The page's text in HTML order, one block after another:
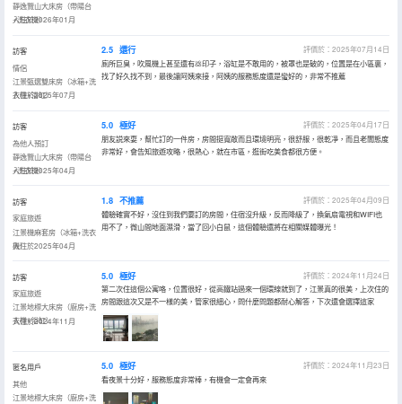
靜逸覽山大床房（帶陽台
+洗衣機）
入住於2026年01月
訪客
情侶
江景甄選雙床房（冰箱+洗
衣機+浴缸）
入住於2025年07月
2.5 還行
評價於：2025年07月14日
廁所巨臭，吹風機上甚至還有💩印子，浴缸是不敢用的，被罩也是破的，位置是在小區裏，
找了好久找不到，最後讓阿姨來接，阿姨的服務態度還是蠻好的，非常不推薦
訪客
為他人預訂
靜逸覽山大床房（帶陽台
+洗衣機）
入住於2025年04月
5.0 極好
評價於：2025年04月17日
朋友説來耍，幫忙訂的一件房，房間挺寬敞而且環境明亮，很舒服，很乾凈，而且老闆態度
非常好，會告知旅遊攻略，很熱心，就在市區，逛街吃美食都很方便。
訪客
家庭旅遊
江景機麻套房（冰箱+洗衣
機）
入住於2025年04月
1.8 不推薦
評價於：2025年04月09日
體驗確實不好，沒住到我們要訂的房間，住宿沒升級，反而降級了，換氣扇電視和WIFI也
用不了，微山間地面濕滑，當了回小白鼠，這個體驗還將在相關媒體曝光！
訪客
家庭旅遊
江景地標大床房（廚房+洗
衣機+浴缸）
入住於2024年11月
5.0 極好
評價於：2024年11月24日
第二次住這個公寓咯，位置很好，從高鐵站過來一個環線就到了，江景真的很美，上次住的
房間跟這次又是不一樣的美，管家很細心，問什麼問題都耐心解答，下次還會選擇這家
匿名用戶
其他
江景地標大床房（廚房+洗
5.0 極好
評價於：2024年11月23日
看夜景十分好，服務態度非常棒，有機會一定會再來